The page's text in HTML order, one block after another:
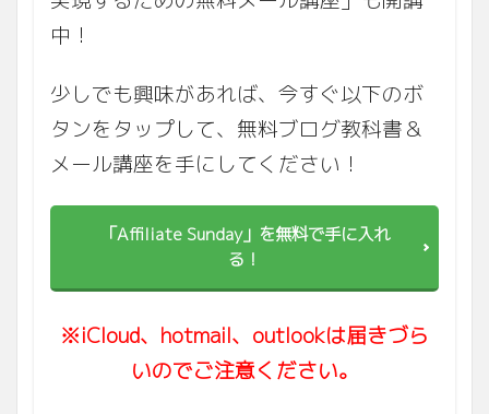
中！
少しでも興味があれば、今すぐ以下のボ
タンをタップして、無料ブログ教科書＆
メール講座を手にしてください！
「Affiliate Sunday」を無料で手に入れ
る！
※iCloud、hotmail、outlookは届きづら
いのでご注意ください。